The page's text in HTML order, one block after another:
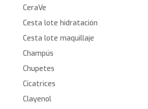
CeraVe
Cesta lote hidratación
Cesta lote maquillaje
Champús
Chupetes
Cicatrices
Clayenol